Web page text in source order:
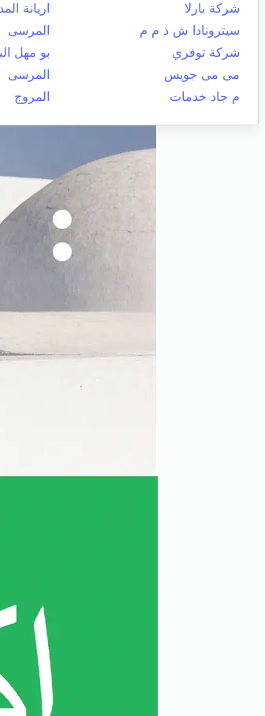
شركة بارلا
اريانة
سيترونادا ش ذ م م
المرسى
شركة توفري
بو مهل
مى مى جويس
المرسى
م جاد خدمات
المروج